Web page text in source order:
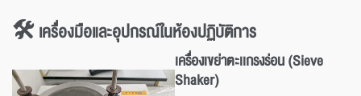
🛠️ เครื่องมือและอุปกรณ์ในห้องปฏิบัติการ
เครื่องเขย่าตะเเกรงร่อน(Sieve
Shaker)